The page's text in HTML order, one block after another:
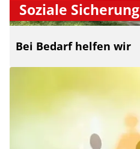
Soziale Sicherung
Bei Bedarf helfen wir